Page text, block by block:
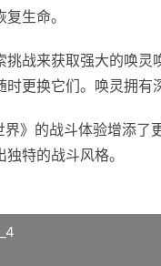
生命。
挑战来获取强大的唤
更换它们。唤灵拥有
界》的战斗体验增添
特的战斗风格。